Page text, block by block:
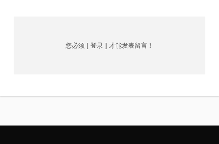
您必须 [ 登录 ] 才能发表留言！